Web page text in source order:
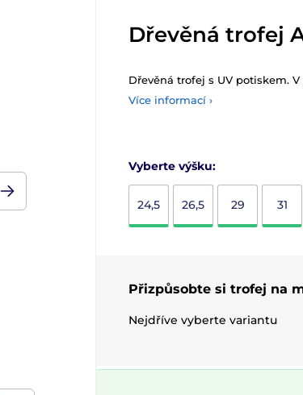
Dřevěná trofej
Dřevěná trofej s UV potiskem.
Více informací ›
Vyberte výšku:
24,5 26,5 29 31
Přizpůsobte si trofej na
Nejdříve vyberte variantu